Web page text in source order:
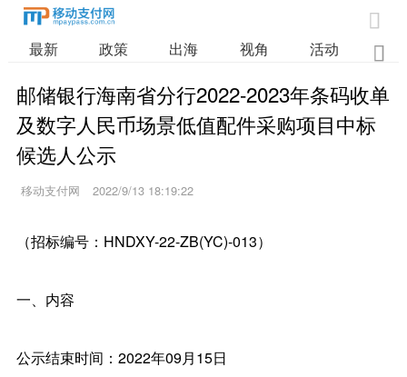

最新 政策 出海 视角 活动 业

邮储银行海南省分行2022-2023年条码收单
及数字人民币场景低值配件采购项目中标
候选人公示
移动支付网 2022/9/13 18:19:22
（招标编号：HNDXY-22-ZB(YC)-013）
一、内容
公示结束时间：2022年09月15日